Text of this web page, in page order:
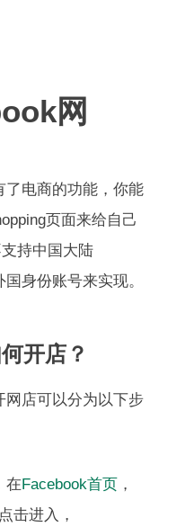
网
了电商的功能，你能
页面来给自己
持中国大陆
身份账号来实现。
开店？
网店可以分为以下步
在Facebook首页 ，
击进入，